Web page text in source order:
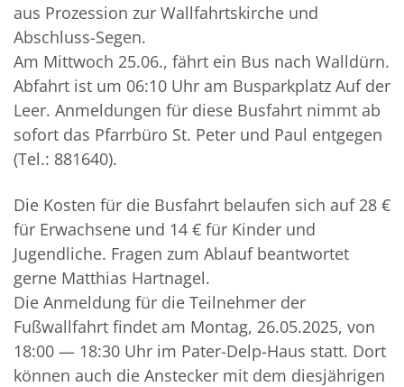
aus Prozession zur Wallfahrtskirche und
Abschluss-Segen.
Am Mittwoch 25.06., fährt ein Bus nach Walldürn.
Abfahrt ist um 06:10 Uhr am Busparkplatz Auf der
Leer. Anmeldungen für diese Busfahrt nimmt ab
sofort das Pfarrbüro St. Peter und Paul entgegen
(Tel.: 881640).
Die Kosten für die Busfahrt belaufen sich auf 28 €
für Erwachsene und 14 € für Kinder und
Jugendliche. Fragen zum Ablauf beantwortet
gerne Matthias Hartnagel.
Die Anmeldung für die Teilnehmer der
Fußwallfahrt findet am Montag, 26.05.2025, von
18:00 — 18:30 Uhr im Pater-Delp-Haus statt. Dort
können auch die Anstecker mit dem diesjährigen